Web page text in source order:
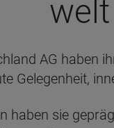
welt
AG
Gelegenheit,
sie